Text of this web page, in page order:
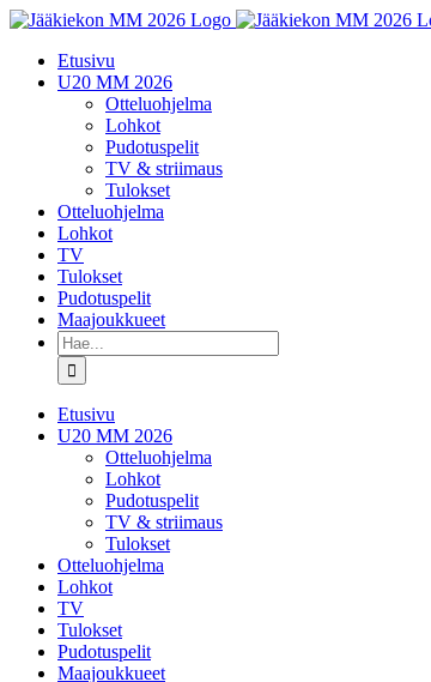
Skip
contentEtusivu
U20 MM 2026
Otteluohjelma
Lohkot
Pudotuspelit
TV & striimaus
Tulokset
Otteluohjelma
Lohkot
TV
Tulokset
Pudotuspelit
Maajoukkueet
Etsi
...
Etusivu
U20 MM 2026
Otteluohjelma
Lohkot
Pudotuspelit
TV & striimaus
Tulokset
Otteluohjelma
Lohkot
TV
Tulokset
Pudotuspelit
Maajoukkueet